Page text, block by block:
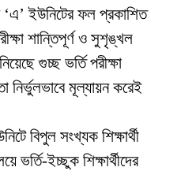
‘এ’ ইউনিটের ফল প্রকাশিত
শান্তিপূর্ণ ও সুশৃঙ্খল
গুচ্ছ ভর্তি পরীক্ষা
নির্ভুলভাবে মূল্যায়ন করেই
বিপুল সংখ্যক শিক্ষার্থী
ভর্তি-ইচ্ছুক শিক্ষার্থীদের